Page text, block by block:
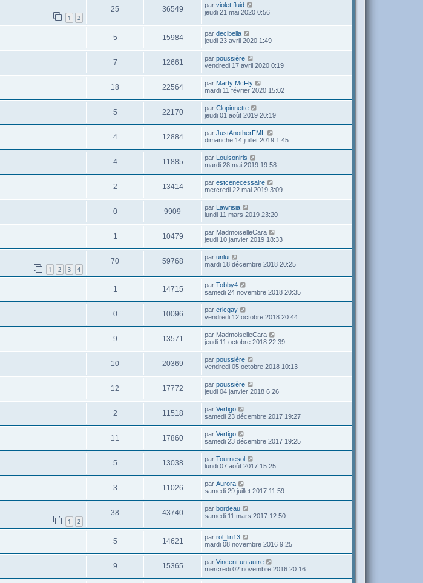
1 2
25 36549 par violet fluid
jeudi 21 mai 2020 0:56
5 15984 par decibella
jeudi 23 avril 2020 1:49
7 12661 par poussière
vendredi 17 avril 2020 0:19
18 22564 par Marty McFly
mardi 11 février 2020 15:02
5 22170 par Clopinnette
jeudi 01 août 2019 20:19
4 12884 par JustAnotherFML
dimanche 14 juillet 2019 1:45
4 11885 par Louisoniris
mardi 28 mai 2019 19:58
2 13414 par estcenecessaire
mercredi 22 mai 2019 3:09
0 9909 par Lawrisia
lundi 11 mars 2019 23:20
1 10479 par MadmoiselleCara
jeudi 10 janvier 2019 18:33
1 2 3 4
70 59768 par unlui
mardi 18 décembre 2018 20:25
1 14715 par Tobby4
samedi 24 novembre 2018 20:35
0 10096 par ericgay
vendredi 12 octobre 2018 20:44
9 13571 par MadmoiselleCara
jeudi 11 octobre 2018 22:39
10 20369 par poussière
vendredi 05 octobre 2018 10:13
12 17772 par poussière
jeudi 04 janvier 2018 6:26
2 11518 par Vertigo
samedi 23 décembre 2017 19:27
11 17860 par Vertigo
samedi 23 décembre 2017 19:25
5 13038 par Tournesol
lundi 07 août 2017 15:25
3 11026 par Aurora
samedi 29 juillet 2017 11:59
1 2
38 43740 par bordeau
samedi 11 mars 2017 12:50
5 14621 par rol_lin13
mardi 08 novembre 2016 9:25
9 15365 par Vincent un autre
mercredi 02 novembre 2016 20:16